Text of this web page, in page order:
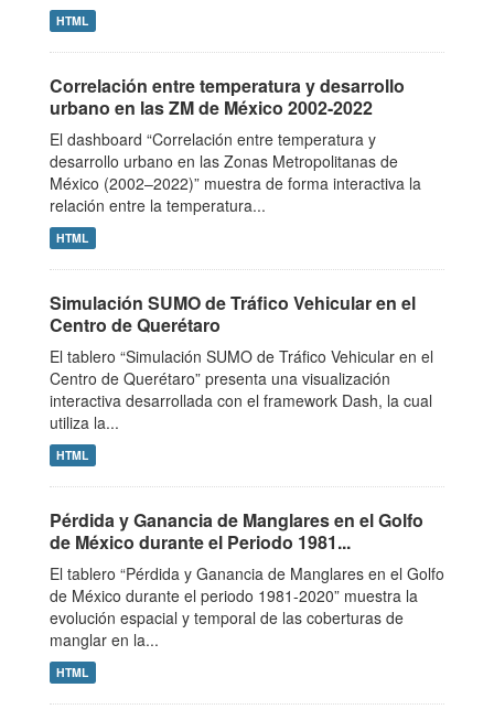
HTML
Correlación entre temperatura y desarrollo
urbano en las ZM de México 2002-2022
El dashboard “Correlación entre temperatura y
desarrollo urbano en las Zonas Metropolitanas de
México (2002–2022)” muestra de forma interactiva la
relación entre la temperatura...
HTML
Simulación SUMO de Tráfico Vehicular en el
Centro de Querétaro
El tablero “Simulación SUMO de Tráfico Vehicular en el
Centro de Querétaro” presenta una visualización
interactiva desarrollada con el framework Dash, la cual
utiliza la...
HTML
Pérdida y Ganancia de Manglares en el Golfo
de México durante el Periodo 1981...
El tablero “Pérdida y Ganancia de Manglares en el Golfo
de México durante el periodo 1981-2020” muestra la
evolución espacial y temporal de las coberturas de
manglar en la...
HTML